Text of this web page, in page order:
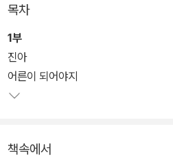
소설에 등장하는 여성 인물 대부분은
양한 폭력의 경험을 가졌다. 주제를 부
작가는 단호하게 이야기한다. 문학을
해온 주변의 흔한 상황일 뿐이라고. 소
목차
1부
진아
어른이 되어야지
책속에서